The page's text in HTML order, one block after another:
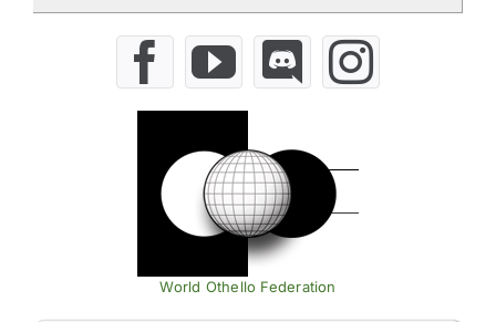
World Othello Federation